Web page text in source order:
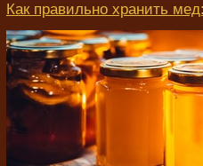
Как правильно хранить